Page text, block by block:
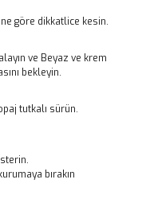
göre dikkatlice kesin.
ve Beyaz ve krem
bekleyin.
tutkalı sürün.
bırakın